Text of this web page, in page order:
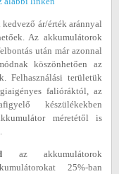
ár/érték aránnyal
Az akkumulátorok
után már azonnal
köszönhetően az
Felhasználási területük
falióráktól, az
készülékekben
méretétől is
az akkumulátorok
25%-ban